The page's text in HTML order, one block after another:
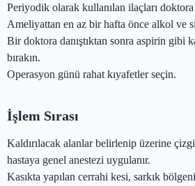
Periyodik olarak kullanılan ilaçları
Ameliyattan en az bir hafta önce alkol ve
Bir doktora danıştıktan sonra aspirin gibi
bırakın.
Operasyon günü rahat kıyafetler seçin.
İşlem Sırası
Kaldırılacak alanlar belirlenip üzerine
hastaya genel anestezi uygulanır.
Kasıkta yapılan cerrahi kesi, sarkık